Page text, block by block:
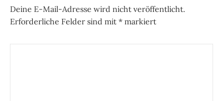
Deine E-Mail-Adresse wird nicht veröffentlicht.
Erforderliche Felder sind mit * markiert